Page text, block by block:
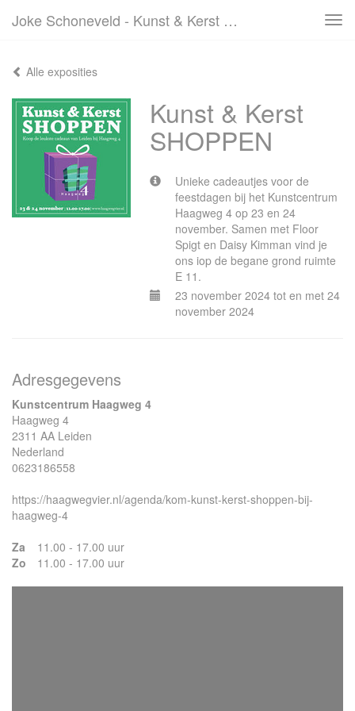
Joke Schoneveld - Kunst & Kerst SHOPPEN
Alle exposities
Kunst & Kerst
SHOPPEN
Unieke cadeautjes voor de
feestdagen bij het Kunstcentrum
Haagweg 4 op 23 en 24
november. Samen met Floor
Spigt en Daisy Kimman vind je
ons iop de begane grond ruimte
E 11.
23 november 2024 tot en met 24
november 2024
Adresgegevens
Kunstcentrum Haagweg 4
Haagweg 4
2311 AA Leiden
Nederland
0623186558
https://haagwegvier.nl/agenda/kom-kunst-kerst-shoppen-bij-
haagweg-4
Za
11.00 - 17.00 uur
Zo
11.00 - 17.00 uur